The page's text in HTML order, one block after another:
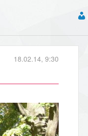
18.02.14, 9:30